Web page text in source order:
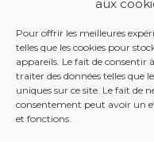
aux
Pour offrir les meilleures
telles que les cookies pour
appareils. Le fait de consentir
traiter des données telles que
uniques sur ce site. Le fait de
consentement peut avoir un
et fonctions.
COMMENTAIRES